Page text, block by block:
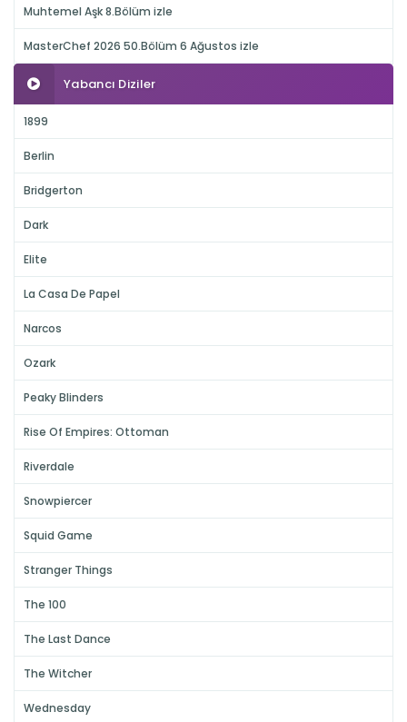
Muhtemel Aşk 8.Bölüm izle
MasterChef 2026 50.Bölüm 6 Ağustos izle
Yabancı Diziler
1899
Berlin
Bridgerton
Dark
Elite
La Casa De Papel
Narcos
Ozark
Peaky Blinders
Rise Of Empires: Ottoman
Riverdale
Snowpiercer
Squid Game
Stranger Things
The 100
The Last Dance
The Witcher
Wednesday